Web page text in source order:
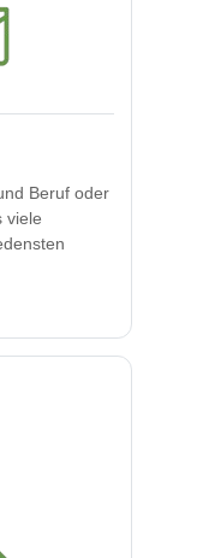
Beruf oder
viele